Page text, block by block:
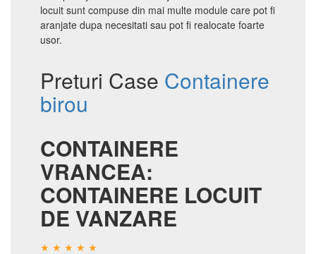
locuit sunt compuse din mai multe module care pot fi
aranjate dupa necesitati sau pot fi realocate foarte
usor.
Preturi Case Containere
birou
CONTAINERE
VRANCEA:
CONTAINERE LOCUIT
DE VANZARE